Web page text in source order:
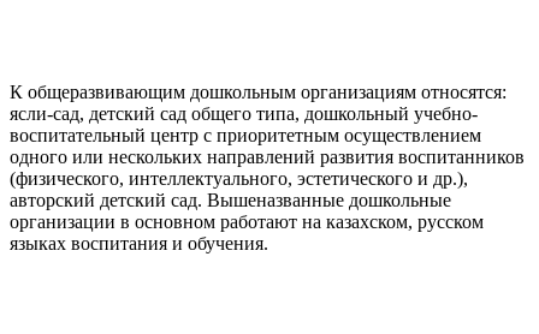
К общеразвивающим дошкольным организациям относятся:
ясли-сад, детский сад общего типа, дошкольный учебно-
воспитательный центр с приоритетным осуществлением
одного или нескольких направлений развития воспитанников
(физического, интеллектуального, эстетического и др.),
авторский детский сад. Вышеназванные дошкольные
организации в основном работают на казахском, русском
языках воспитания и обучения.